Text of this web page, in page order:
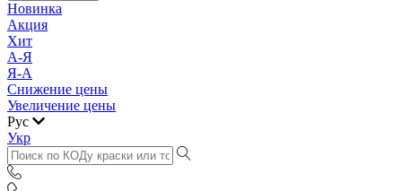
Новинка
Акция
Хит
А-Я
Я-А
Снижение цены
Увеличение цены
Рус
Укр